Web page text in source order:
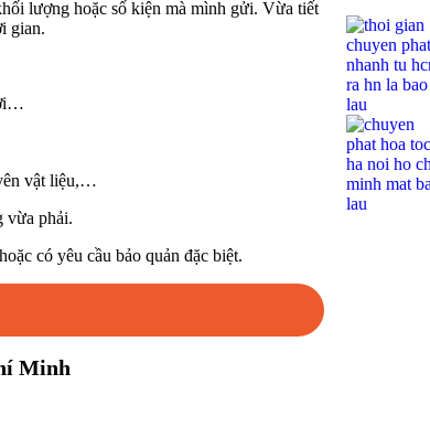
lượng hoặc số kiện mà mình gửi. Vừa tiết
gian.
vật liệu,…
vừa phải.
có yêu cầu bảo quản đặc biệt.
Minh